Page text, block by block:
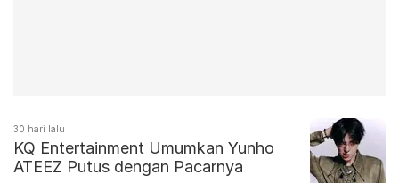
30 hari lalu
KQ Entertainment Umumkan Yunho
ATEEZ Putus dengan Pacarnya